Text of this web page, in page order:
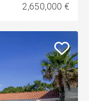
2,650,000 €